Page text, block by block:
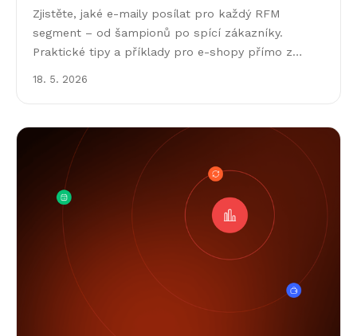
Zjistěte, jaké e-maily posílat pro každý RFM
segment – od šampionů po spící zákazníky.
Praktické tipy a příklady pro e-shopy přímo z
18. 5. 2026